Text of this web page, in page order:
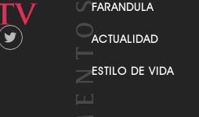
FARANDULA
ACTUALIDAD
ESTILO DE VIDA